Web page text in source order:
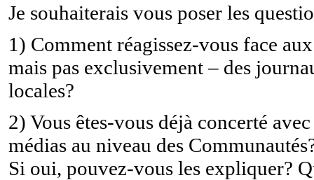
Je souhaiterais vous poser les
1) Comment réagissez-vous face
mais pas exclusivement – des
locales?
2) Vous êtes-vous déjà concerté
médias au niveau des
Si oui, pouvez-vous les expliquer?